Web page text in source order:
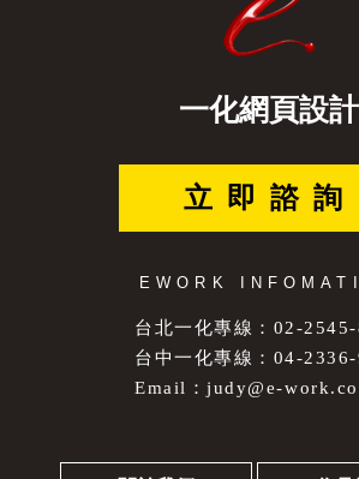
一化網頁設計
立即諮詢
EWORK
台北一化專線：02-
台中一化專線：04-
Email：judy@e-